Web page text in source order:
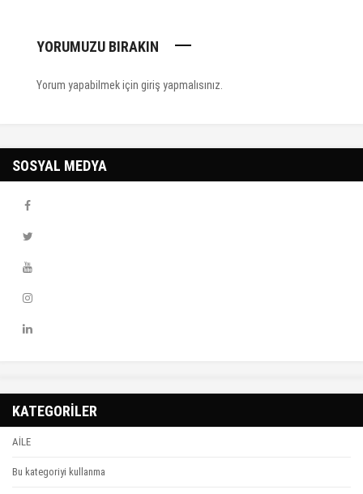
YORUMUZU BIRAKIN
Yorum yapabilmek için giriş yapmalısınız
SOSYAL MEDYA
KATEGORİLER
AİLE
Bu kategoriyi kullanma